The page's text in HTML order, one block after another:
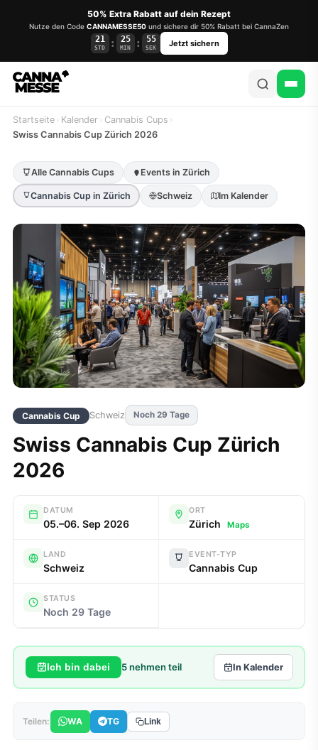
50% Extra Rabatt auf dein Rezept
Nutze den Code CANNAMESSE50 und sichere dir 50% Rabatt bei CannaZen
21
STD : 25
MIN : 55
SEK Jetzt sichern
Startseite › Kalender › Cannabis Cups ›
Swiss Cannabis Cup Zürich 2026
Alle Cannabis Cups Events in Zürich
Cannabis Cup in Zürich Schweiz Im Kalender
Cannabis Cup Schweiz Noch 29 Tage
Swiss Cannabis Cup Zürich
2026
DATUM
05.–06. Sep 2026
ORT
Zürich Maps
LAND
Schweiz
EVENT-TYP
Cannabis Cup
STATUS
Noch 29 Tage
Ich bin dabei 5nehmen teil In Kalender
Teilen: WA TG Link